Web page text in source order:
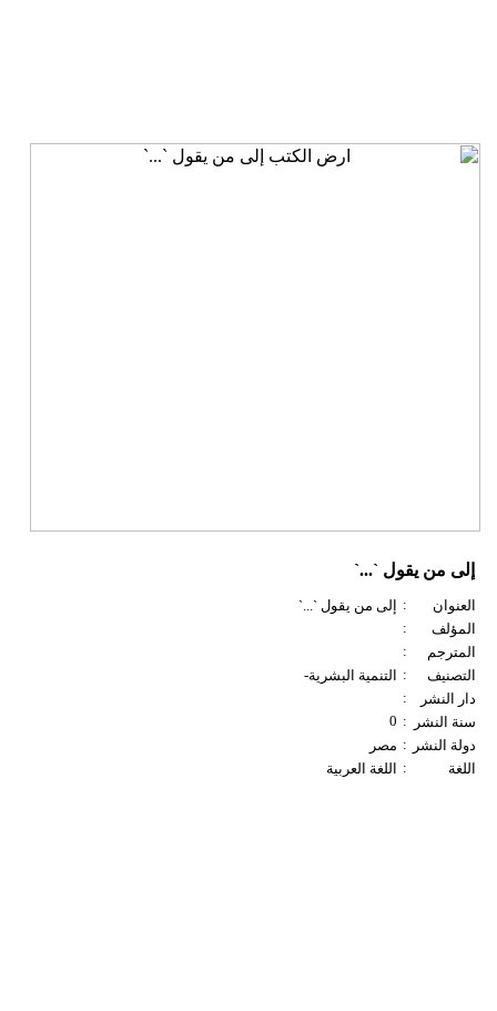
إلى من يقول `...`
العنوان :
إلى من يقول `...`
المؤلف
:
المترجم
:
التصنيف
:
التنمية البشرية-
دار النشر
:
سنة النشر
:
0
دولة النشر
: مصر
اللغة
: اللغة العربية